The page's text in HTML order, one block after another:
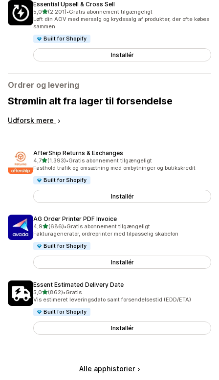
Essential Upsell & Cross Sell
5,0ud af 5 stjerner
(2.201)
2201 anmeldelser i alt
•Gratis abonnement tilgængeligt
Løft din AOV med mersalg og krydssalg af produkter, der ofte købes
sammen
Built for Shopify
Installér
Ordrer og levering
Strømlin alt fra lager til forsendelse
Udforsk mere
AfterShip Returns & Exchanges
4,7ud af 5 stjerner
(1.393)
1393 anmeldelser i alt
•Gratis abonnement tilgængeligt
Fasthold trafik og omsætning med ombytninger og butikskredit
Built for Shopify
Installér
AG Order Printer PDF Invoice
4,9ud af 5 stjerner
(686)
686 anmeldelser i alt
•Gratis abonnement tilgængeligt
Fakturagenerator, ordreprinter med tilpasselig skabelon
Built for Shopify
Installér
Essent Estimated Delivery Date
5,0ud af 5 stjerner
(862)
862 anmeldelser i alt
•Gratis
Vis estimeret leveringsdato samt forsendelsestid (EDD/ETA)
Built for Shopify
Installér
Alle apphistorier